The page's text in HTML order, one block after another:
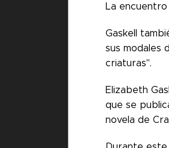
La
Gaskell
sus modales
criaturas".
Elizabeth
que se
novela de